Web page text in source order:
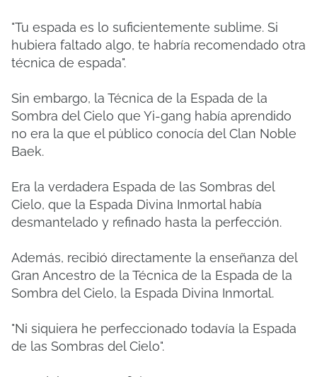
"Tu espada es lo suficientemente sublime. Si
hubiera faltado algo, te habría recomendado otra
técnica de espada".
Sin embargo, la Técnica de la Espada de la
Sombra del Cielo que Yi-gang había aprendido
no era la que el público conocía del Clan Noble
Baek.
Era la verdadera Espada de las Sombras del
Cielo, que la Espada Divina Inmortal había
desmantelado y refinado hasta la perfección.
Además, recibió directamente la enseñanza del
Gran Ancestro de la Técnica de la Espada de la
Sombra del Cielo, la Espada Divina Inmortal.
"Ni siquiera he perfeccionado todavía la Espada
de las Sombras del Cielo".